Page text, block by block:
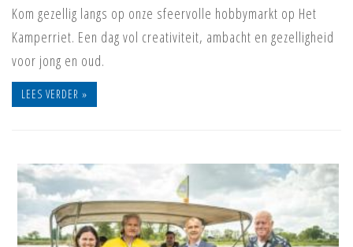
Kom gezellig langs op onze sfeervolle hobbymarkt op Het
Kamperriet. Een dag vol creativiteit, ambacht en gezelligheid
voor jong en oud.
LEES VERDER »